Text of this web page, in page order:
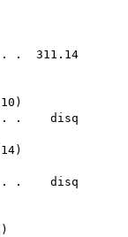
311.14
10 )
. disq
14)
. disq
)